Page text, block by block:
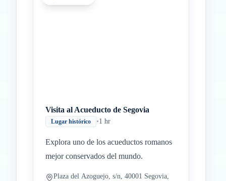
Visita al Acueducto de Segovia
Lugar histórico •1 hr
Explora uno de los acueductos romanos
mejor conservados del mundo.
Plaza del Azoguejo, s/n, 40001 Segovia,